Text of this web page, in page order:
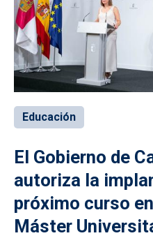
Educación
El Gobierno de
autoriza la
próximo curso
Máster